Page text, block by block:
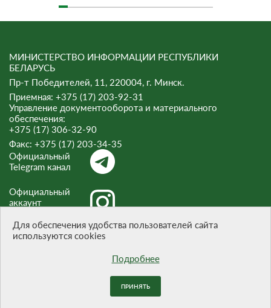
МИНИСТЕРСТВО ИНФОРМАЦИИ РЕСПУБЛИКИ
БЕЛАРУСЬ
Пр-т Победителей, 11, 220004, г. Минск.
Приемная: +375 (17) 203-92-31
Управление документооборота и материального
обеспечения:
+375 (17) 306-32-90
Факс: +375 (17) 203-34-35
Официальный
Telegram канал
Официальный
аккаунт
Официальный
При цитировании материалов ссылка на сайт обязательна.
Для обеспечения удобства пользователей сайта
используются cookies
Подробнее
ПРИНЯТЬ